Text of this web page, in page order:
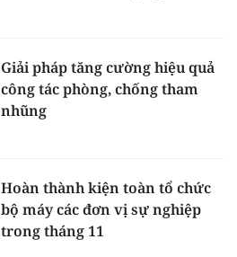
Giải pháp tăng cường hiệu quả
công tác phòng, chống tham
nhũng
Hoàn thành kiện toàn tổ chức
bộ máy các đơn vị sự nghiệp
trong tháng 11